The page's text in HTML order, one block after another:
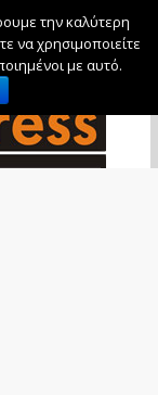
την καλύτερη
να χρησιμοποιείτε
με αυτό.